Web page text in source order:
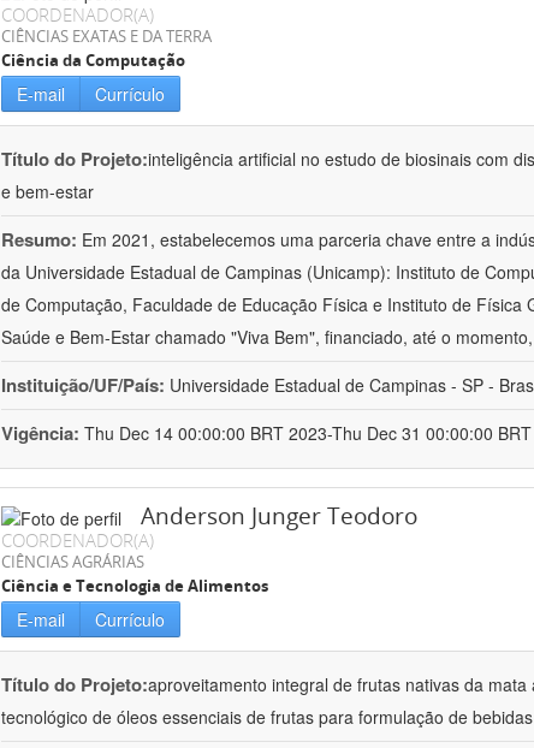
COORDENADOR(A)
CIÊNCIAS EXATAS E DA TERRA
Ciência da Computação
E-mail Currículo
Título do Projeto:inteligência artificial no estudo de biosinais com
e bem-estar
Resumo: Em 2021, estabelecemos uma parceria chave entre a
da Universidade Estadual de Campinas (Unicamp): Instituto de
de Computação, Faculdade de Educação Física e Instituto de Física
Saúde e Bem-Estar chamado "Viva Bem", financiado, até o
Instituição/UF/País: Universidade Estadual de Campinas - SP -
Vigência: Thu Dec 14 00:00:00 BRT 2023-Thu Dec 31 00:00:00
Anderson Junger Teodoro
COORDENADOR(A)
CIÊNCIAS AGRÁRIAS
Ciência e Tecnologia de Alimentos
E-mail Currículo
Título do Projeto:aproveitamento integral de frutas nativas da
tecnológico de óleos essenciais de frutas para formulação de